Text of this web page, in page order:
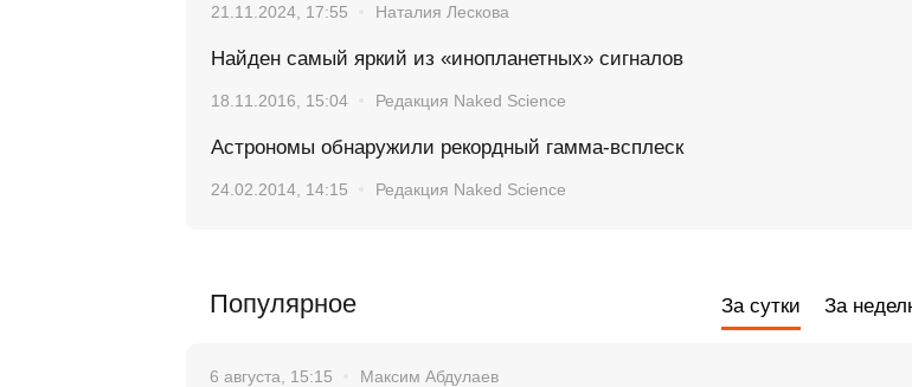
21.11.2024, 17:55 Наталия Лескова
Найден самый яркий из «инопланетных» сигналов
18.11.2016, 15:04 Редакция Naked Science
Астрономы обнаружили рекордный гамма-всплеск
24.02.2014, 14:15 Редакция Naked Science
Популярное За сутки За
6 августа, 15:15 Максим Абдулаев